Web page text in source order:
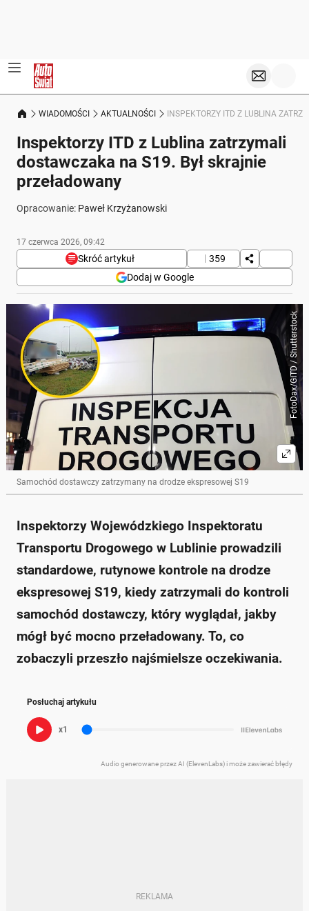
WIADOMOŚCI AKTUALNOŚCI INSPEKTORZY ITD Z LUBLINA
Inspektorzy ITD z Lublina zatrzymali
dostawczaka na S19. Był skrajnie
przeładowany
Opracowanie: Paweł Krzyżanowski
17 czerwca 2026, 09:42
Skróć artykuł
359
Dodaj w Google
Poniżej streszczenie artykułu:
Skrót przygotowany przez Onet Czat z AI, może zawierać błędy.
Inspektorzy ITD w Lublinie przeprowadzili rutynową
kontrolę dostawczaka na S19.
Pojazd ważył 6350 kg, co oznacza przekroczenie
dopuszczalnej masy o 2850 kg (330% więcej).
Kierowca otrzymał mandat w wysokości 3000 zł, a
przewóz został wstrzymany do momentu usunięcia
nadmiaru ładunku.
Przeładowane pojazdy zagrażają bezpieczeństwu na
drogach i przyczyniają się do szybszej degradacji
infrastruktury.
szczególnie w przypadku samochodów
dostawczych.
Zapytaj o więcej Onet Czat z AI
FotoDax/GITD / Shutterstock
Samochód dostawczy zatrzymany na drodze ekspresowej S19
Inspektorzy Wojewódzkiego Inspektoratu
Transportu Drogowego w Lublinie prowadzili
standardowe, rutynowe kontrole na drodze
ekspresowej S19, kiedy zatrzymali do kontroli
samochód dostawczy, który wyglądał, jakby
mógł być mocno przeładowany. To, co
zobaczyli przeszło najśmielsze oczekiwania.
Posłuchaj artykułu
x1
Audio generowane przez AI (ElevenLabs) i może zawierać błędy